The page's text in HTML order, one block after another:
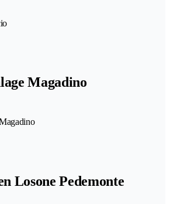
Magadino
Losone Pedemonte